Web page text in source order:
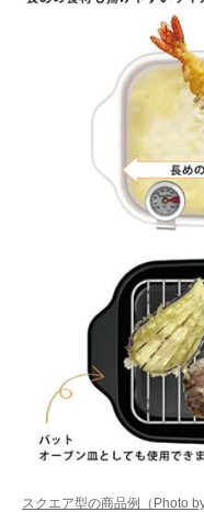
スクエア型の商品例（Photo